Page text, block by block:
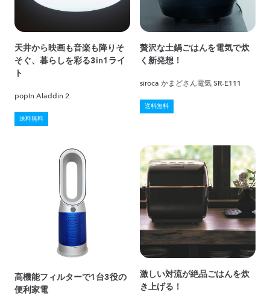
天井から映画も音楽も降りそ
そぐ、暮らしを彩る3in1ライ
ト
popIn Aladdin 2
送料無料
贅沢な土鍋ごはんを電気で炊
く新発想！
siroca かまどさん電気 SR-E111
送料無料
高機能フィルターで1台3役の
便利家電
激しい対流が絶品ごはんを炊
き上げる！